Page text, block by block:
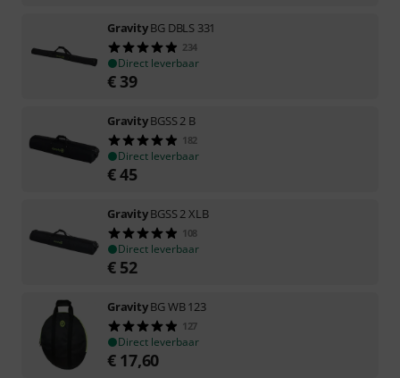
GravityBG DBLS 331
234
Direct leverbaar
€ 39
GravityBGSS 2 B
182
Direct leverbaar
€45
GravityBGSS 2 XLB
108
Direct leverbaar
€ 52
GravityBG WB 123
127
Direct leverbaar
€ 17,60